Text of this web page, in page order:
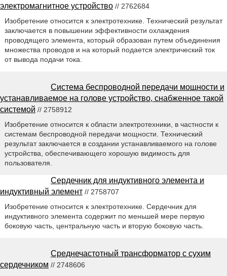
электромагнитное устройство // 2762684
Изобретение относится к электротехнике. Технический результат
заключается в повышении эффективности охлаждения
проводящего элемента, который образован путем объединения
множества проводов и на который подается электрический ток
от вывода подачи тока.
Система беспроводной передачи мощности и
устанавливаемое на голове устройство, снабженное такой
системой // 2758912
Изобретение относится к области электротехники, в частности к
системам беспроводной передачи мощности. Технический
результат заключается в создании устанавливаемого на голове
устройства, обеспечивающего хорошую видимость для
пользователя.
Сердечник для индуктивного элемента и
индуктивный элемент // 2758707
Изобретение относится к электротехнике. Сердечник для
индуктивного элемента содержит по меньшей мере первую
боковую часть, центральную часть и вторую боковую часть.
Среднечастотный трансформатор с сухим
сердечником // 2748606